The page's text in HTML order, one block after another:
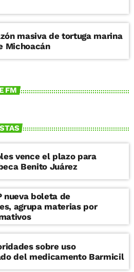
masiva de tortuga marina
Michoacán
FM
vence el plazo para
Benito Juárez
nueva boleta de
agrupa materias por
sobre uso
del medicamento Barmicil